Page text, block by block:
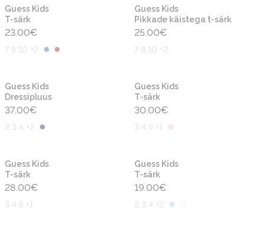
Guess Kids
T-särk
23.00€
7 8 10 +2
Guess Kids
Pikkade käistega t-särk
25.00€
7 8 10 +2
Guess Kids
Dressipluus
37.00€
2 3 4 +2
Guess Kids
T-särk
30.00€
3 4 5 +1
Guess Kids
T-särk
28.00€
3 4 5 +1
Guess Kids
T-särk
19.00€
2 3 4 +2